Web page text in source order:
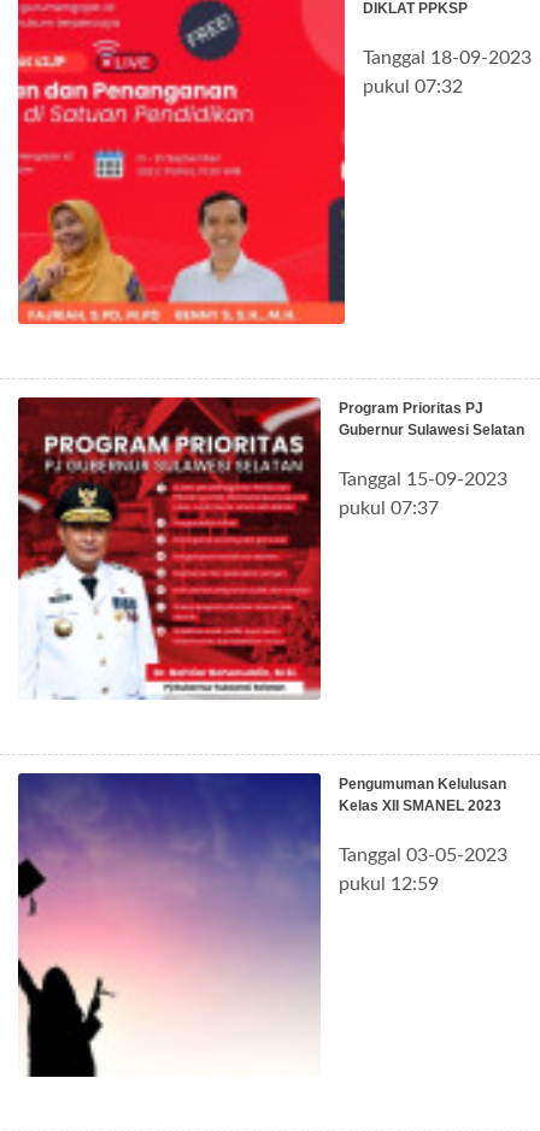
DIKLAT PPKSP
Tanggal 18-09-2023
pukul 07:32
Program Prioritas PJ
Gubernur Sulawesi Selatan
Tanggal 15-09-2023
pukul 07:37
Pengumuman Kelulusan
Kelas XII SMANEL 2023
Tanggal 03-05-2023
pukul 12:59